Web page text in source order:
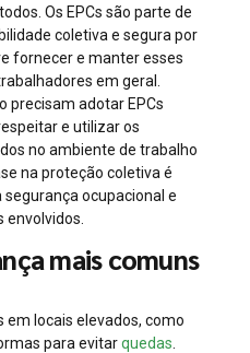
Os EPCs são parte de
coletiva e segura por
fornecer e manter esses
em geral.
precisam adotar EPCs
e utilizar os
no ambiente de trabalho
na proteção coletiva é
ocupacional e
envolvidos.
mais comuns
em locais elevados, como
para evitarquedas